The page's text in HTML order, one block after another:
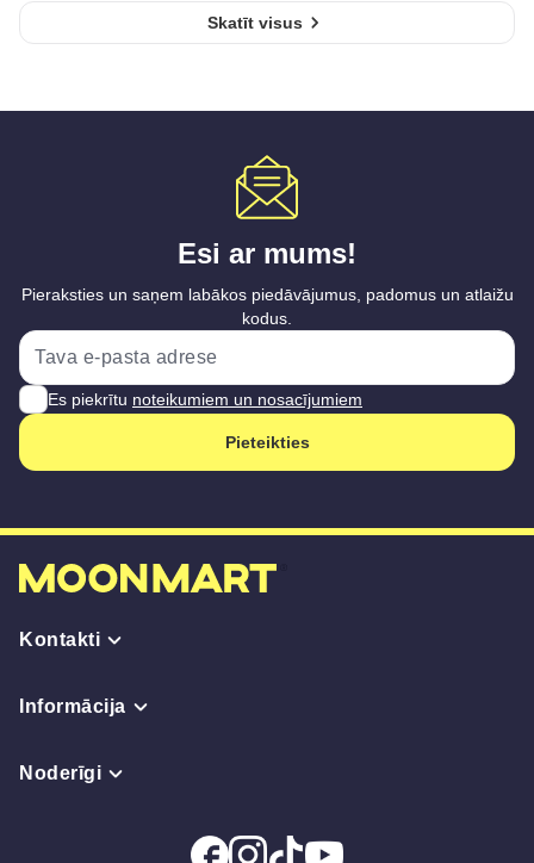
Skatīt visus
Esi ar mums!
Pieraksties un saņem labākos piedāvājumus, padomus un atlaižu
kodus.
Es piekrītu noteikumiem un nosacījumiem
Pieteikties
Kontakti
Informācija
Noderīgi